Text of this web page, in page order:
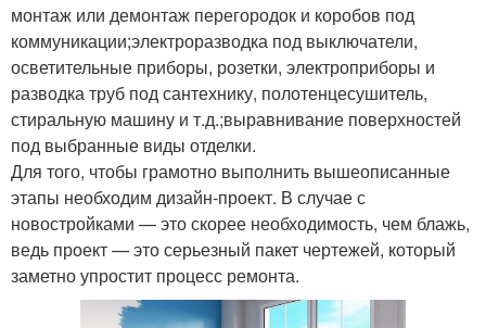
монтаж или демонтаж перегородок и коробов под
коммуникации;электроразводка под выключатели,
осветительные приборы, розетки, электроприборы и
разводка труб под сантехнику, полотенцесушитель,
стиральную машину и т.д.;выравнивание поверхностей
под выбранные виды отделки.
Для того, чтобы грамотно выполнить вышеописанные
этапы необходим дизайн-проект. В случае с
новостройками — это скорее необходимость, чем блажь,
ведь проект — это серьезный пакет чертежей, который
заметно упростит процесс ремонта.